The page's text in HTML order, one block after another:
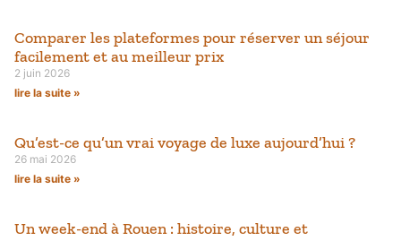
Comparer les plateformes pour réserver un séjour
facilement et au meilleur prix
2 juin 2026
lire la suite »
Qu’est-ce qu’un vrai voyage de luxe aujourd’hui ?
26 mai 2026
lire la suite »
Un week-end à Rouen : histoire, culture et